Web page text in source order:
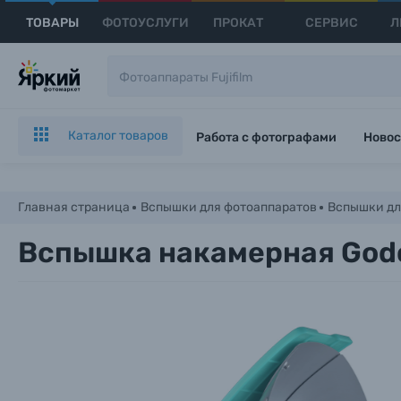
ТОВАРЫ ФОТОУСЛУГИ ПРОКАТ СЕРВИС
Каталог товаров Работа с фотографами
Главная страница Вспышки для фотоаппаратов Вспышки
Вспышка накамерная